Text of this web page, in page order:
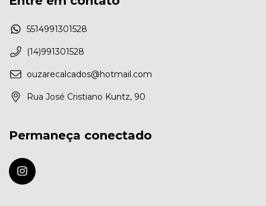
5514991301528
(14)991301528
ouzarecalcados@hotmail.com
Rua José Cristiano Kuntz, 90
Permaneça conectado